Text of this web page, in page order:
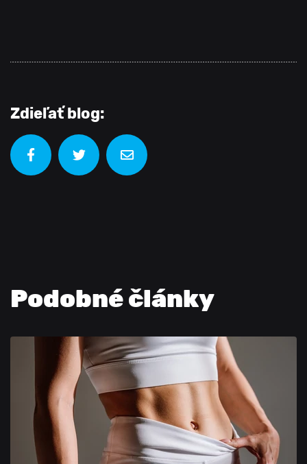
Zdieľať blog:
Podobné články